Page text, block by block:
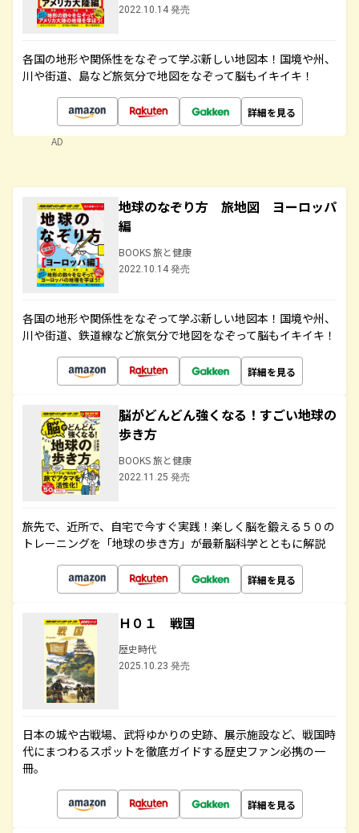
2022.10.14 発売
各国の地形や関係性をなぞって学ぶ新しい地図本！国境や州、
川や街道、島など旅気分で地図をなぞって脳もイキイキ！
詳細を見る
AD
地球のなぞり方 旅地図 ヨーロッパ
編
BOOKS 旅と健康
2022.10.14 発売
各国の地形や関係性をなぞって学ぶ新しい地図本！国境や州、
川や街道、鉄道線など旅気分で地図をなぞって脳もイキイキ！
詳細を見る
脳がどんどん強くなる！すごい地球の
歩き方
BOOKS 旅と健康
2022.11.25 発売
旅先で、近所で、自宅で今すぐ実践！楽しく脳を鍛える５０の
トレーニングを「地球の歩き方」が最新脳科学とともに解説
詳細を見る
Ｈ０１ 戦国
歴史時代
2025.10.23 発売
日本の城や古戦場、武将ゆかりの史跡、展示施設など、戦国時
代にまつわるスポットを徹底ガイドする歴史ファン必携の一
冊。
詳細を見る